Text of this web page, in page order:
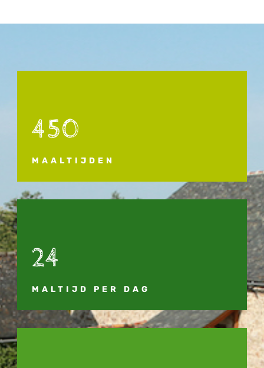
450
MAALTIJDEN
24
MALTIJD PER DAG